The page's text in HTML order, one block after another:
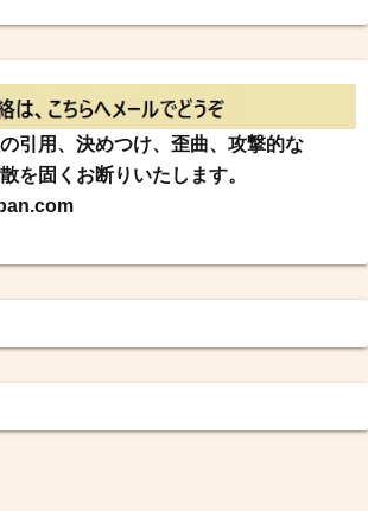
引用、決めつけ、歪曲、攻撃的な
を固くお断りいたします。